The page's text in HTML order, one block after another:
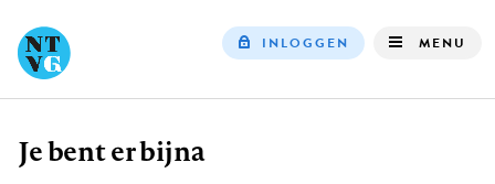
INLOGGEN MENU
Kruimelpad
Je bent er bijna